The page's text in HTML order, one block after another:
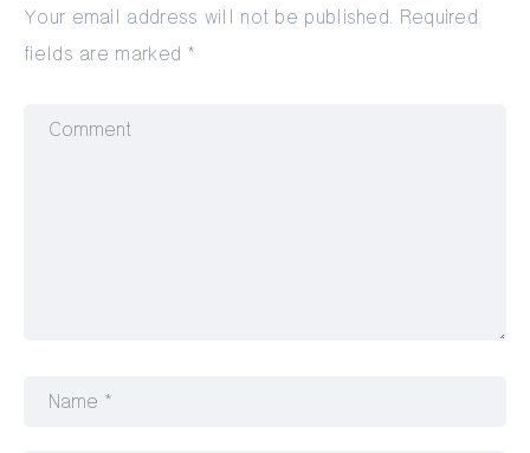
Your email address will not be published. Required
fields are marked *